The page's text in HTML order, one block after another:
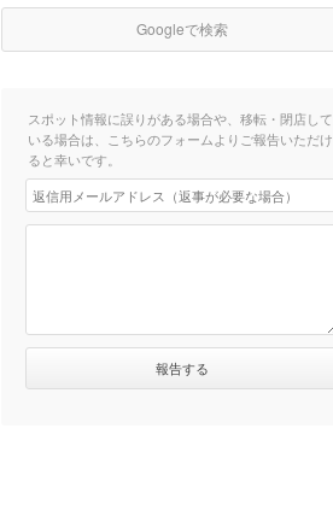
Googleで検索
スポット情報に誤りがある場合や、移転・閉店して
いる場合は、こちらのフォームよりご報告いただけ
ると幸いです。